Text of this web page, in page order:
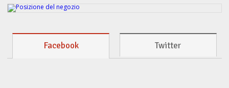
Facebook Twitter